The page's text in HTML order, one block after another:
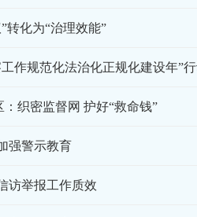
转化为“治理效能”
作规范化法治化正规化建设年”
织密监督网 护好“救命钱”
强警示教育
访举报工作质效